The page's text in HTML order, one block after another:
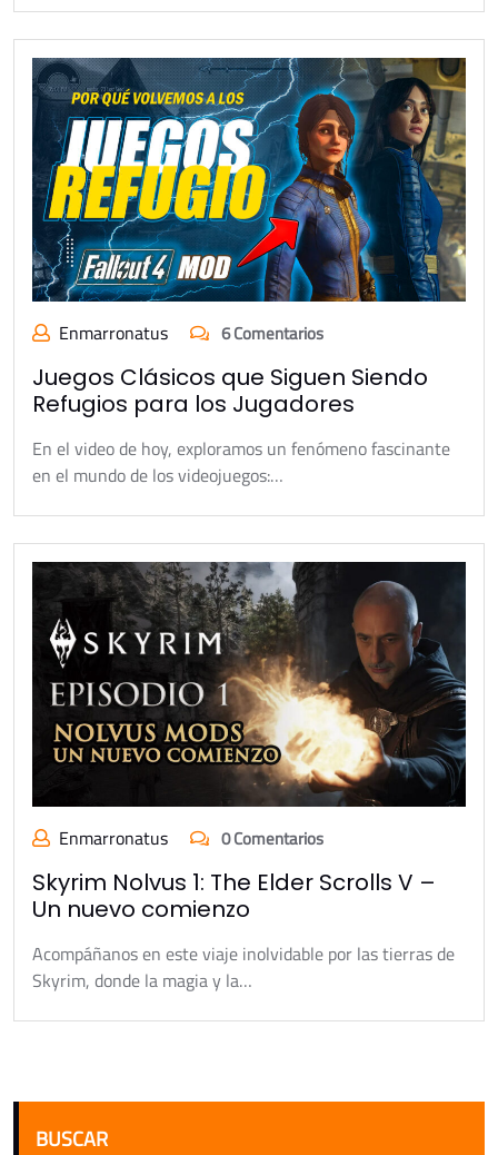
Enmarronatus 6 Comentarios
Juegos Clásicos que Siguen Siendo
Refugios para los Jugadores
En el video de hoy, exploramos un fenómeno fascinante
en el mundo de los videojuegos:…
Enmarronatus 0 Comentarios
Skyrim Nolvus 1: The Elder Scrolls V –
Un nuevo comienzo
Acompáñanos en este viaje inolvidable por las tierras de
Skyrim, donde la magia y la…
BUSCAR